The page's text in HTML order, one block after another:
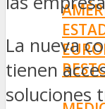
La nueva
tienen
soluciones